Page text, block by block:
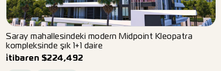
Saray mahallesindeki modern Midpoint Kleopatra
kompleksinde şık 1+1 daire
i̇tibaren $224,492